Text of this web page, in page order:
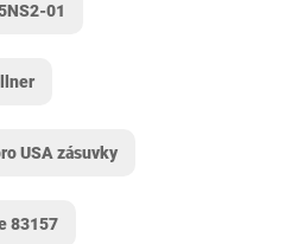
01
USA zásuvky
83157